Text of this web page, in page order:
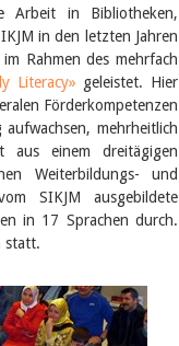
Arbeit in Bibliotheken,
in den letzten Jahren
Rahmen des mehrfach
Litera­cy» geleistet. Hier
Förderkompetenzen
mehrheitlich
aus einem dreitägigen
Weiterbildungs- und
SIKJM ausgebildete
in 17 Sprachen durch.
statt.